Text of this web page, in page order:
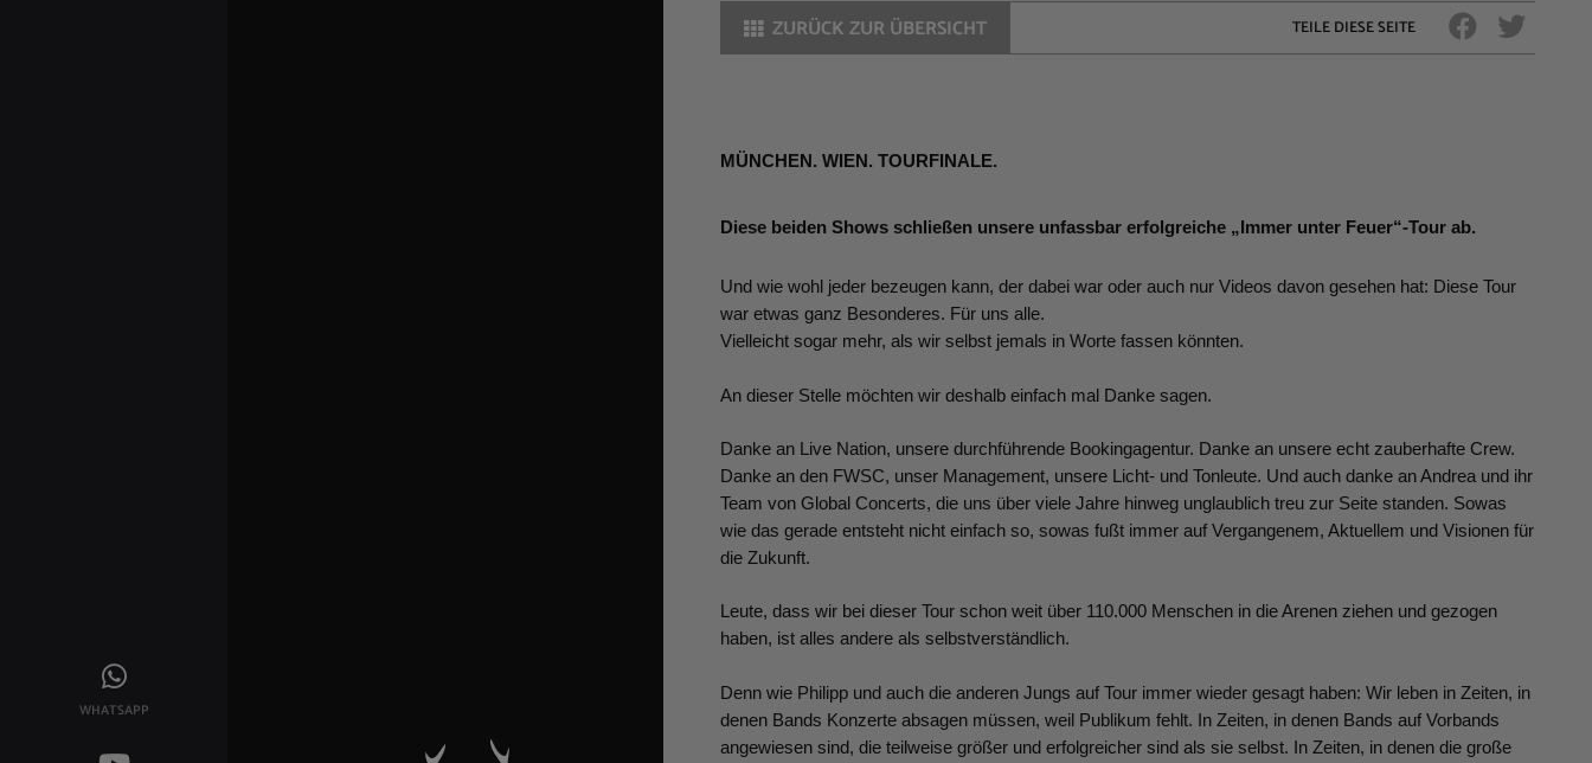
WHATSAPP
ZURÜCK ZUR ÜBERSICHT TEILE DIESE SEITE
MÜNCHEN. WIEN. TOURFINALE.
Diese beiden Shows schließen unsere unfassbar erfolgreiche „Immer unter Feuer“-Tour ab.
Und wie wohl jeder bezeugen kann, der dabei war oder auch nur Videos davon gesehen hat: Diese Tour
war etwas ganz Besonderes. Für uns alle.
Vielleicht sogar mehr, als wir selbst jemals in Worte fassen könnten.
An dieser Stelle möchten wir deshalb einfach mal Danke sagen.
Danke an Live Nation, unsere durchführende Bookingagentur. Danke an unsere echt zauberhafte Crew.
Danke an den FWSC, unser Management, unsere Licht- und Tonleute. Und auch danke an Andrea und ihr
Team von Global Concerts, die uns über viele Jahre hinweg unglaublich treu zur Seite standen. Sowas
wie das gerade entsteht nicht einfach so, sowas fußt immer auf Vergangenem, Aktuellem und Visionen für
die Zukunft.
Leute, dass wir bei dieser Tour schon weit über 110.000 Menschen in die Arenen ziehen und gezogen
haben, ist alles andere als selbstverständlich.
Denn wie Philipp und auch die anderen Jungs auf Tour immer wieder gesagt haben: Wir leben in Zeiten, in
denen Bands Konzerte absagen müssen, weil Publikum fehlt. In Zeiten, in denen Bands auf Vorbands
angewiesen sind, die teilweise größer und erfolgreicher sind als sie selbst. In Zeiten, in denen die große